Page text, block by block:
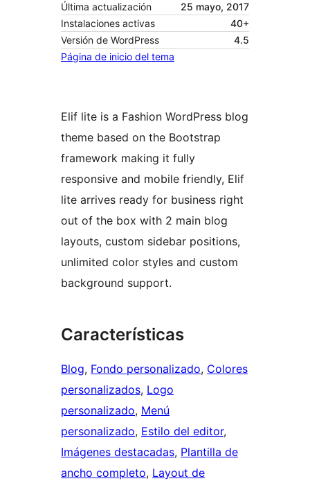
Última actualización
25 mayo, 2017
Instalaciones activas
40+
Versión de WordPress
4.5
Página de inicio del tema
Elif lite is a Fashion WordPress blog
theme based on the Bootstrap
framework making it fully
responsive and mobile friendly, Elif
lite arrives ready for business right
out of the box with 2 main blog
layouts, custom sidebar positions,
unlimited color styles and custom
background support.
Características
Blog, Fondo personalizado, Colores
personalizados, Logo
personalizado, Menú
personalizado, Estilo del editor
Imágenes destacadas, Plantilla de
ancho completo, Layout de